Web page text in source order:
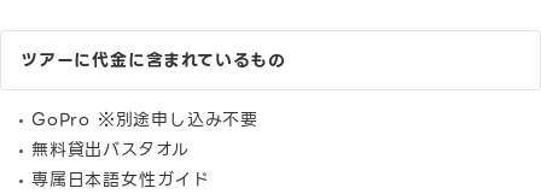
ツアーに代金に含まれているもの
GoPro ※別途申し込み不要
無料貸出バスタオル
専属日本語女性ガイド